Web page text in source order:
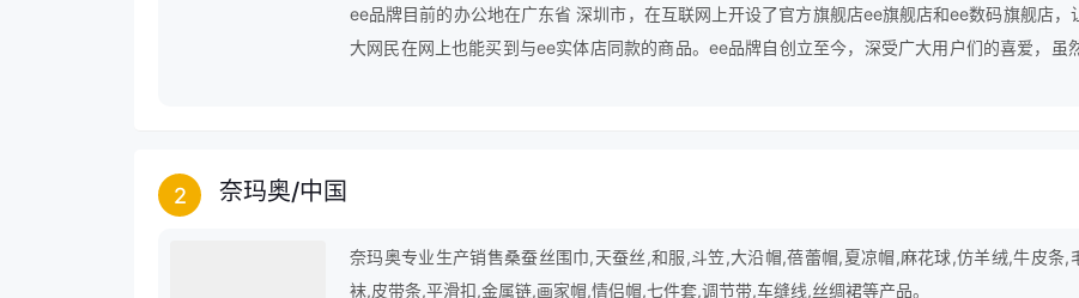
ee品牌目前的办公地在广东省 深圳市，在互联网上开设了官方旗舰店ee旗舰店和ee数码旗舰店，
大网民在网上也能买到与ee实体店同款的商品。ee品牌自创立至今，深受广大用户们的喜爱，虽
2 奈玛奥/中国
奈玛奥专业生产销售桑蚕丝围巾,天蚕丝,和服,斗笠,大沿帽,蓓蕾帽,夏凉帽,麻花球,仿羊绒,牛皮条,
袜,皮带条,平滑扣,金属链,画家帽,情侣帽,七件套,调节带,车缝线,丝绸裙等产品。